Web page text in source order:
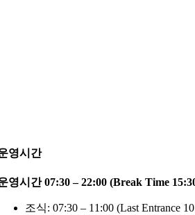
영시간
영시간 07:30 – 22:00 (Break Time
조식: 07:30 – 11:00 (Last Entrance